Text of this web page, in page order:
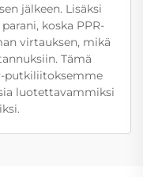
jälkeen. Lisäksi
koska PPR-
virtauksen, mikä
Tämä
putkiliitoksemme
luotettavammiksi